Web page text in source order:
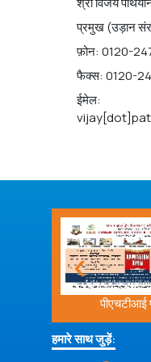
प्रमुख (उड़ान
फ़ोन: 0120-
फैक्स: 0120-
ईमेल:
समन्वय
‹
हमारे साथ जुड़ें: